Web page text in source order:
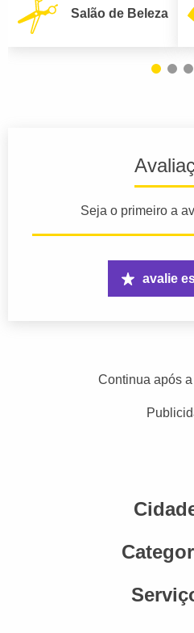
Salão de Beleza
Seja o primeiro a
avalie
Continua após